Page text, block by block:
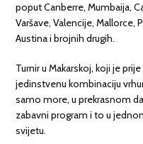
poput Canberre, Mumbaija,
Varšave, Valencije, Mallorce,
Austina i brojnih drugih.
Turnir u Makarskoj, koji je
jedinstvenu kombinaciju
samo more, u prekrasnom
zabavni program i to u
svijetu.